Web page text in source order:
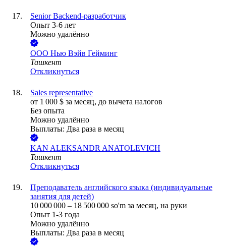
Senior Backend-разработчик
Опыт 3-6 лет
Можно удалённо
ООО Нью Вэйв Гейминг
Ташкент
Откликнуться
Sales representative
от 1 000 $ за месяц, до вычета налогов
Без опыта
Можно удалённо
Выплаты: Два раза в месяц
KAN ALEKSANDR ANATOLEVICH
Ташкент
Откликнуться
Преподаватель английского языка (индивидуальные
занятия для детей)
10 000 000 – 18 500 000 so'm за месяц, на руки
Опыт 1-3 года
Можно удалённо
Выплаты: Два раза в месяц